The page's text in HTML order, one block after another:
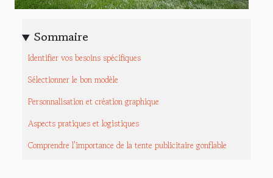
Sommaire
Identifier vos besoins spécifiques
Sélectionner le bon modèle
Personnalisation et création graphique
Aspects pratiques et logistiques
Comprendre l'importance de la tente publicitaire gonflable